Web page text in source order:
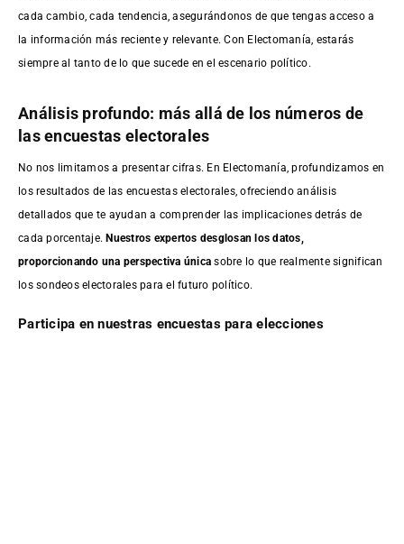
cada cambio, cada tendencia, asegurándonos de que tengas acceso a
la información más reciente y relevante. Con Electomanía, estarás
siempre al tanto de lo que sucede en el escenario político.
Análisis profundo: más allá de los números de
las encuestas electorales
No nos limitamos a presentar cifras. En Electomanía, profundizamos en
los resultados de las encuestas electorales, ofreciendo análisis
detallados que te ayudan a comprender las implicaciones detrás de
cada porcentaje.Nuestros expertos desglosan los datos,
proporcionando una perspectiva única sobre lo que realmente significan
los sondeos electorales para el futuro político.
Participa en nuestras encuestas para elecciones